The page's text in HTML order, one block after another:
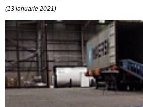
(13 ianuarie 2021)